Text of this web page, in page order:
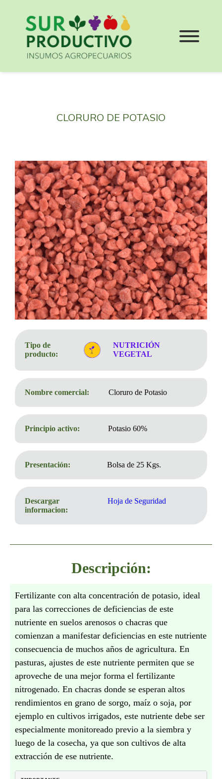
CLORURO DE POTASIO
Tipo de
producto:
NUTRICIÓN
VEGETAL
Nombre comercial: Cloruro de Potasio
Principio activo: Potasio 60%
Presentación: Bolsa de 25 Kgs.
Descargar
informacion:
Hoja de Seguridad
Descripción:
Fertilizante con alta concentración de potasio, ideal
para las correcciones de deficiencias de este
nutriente en suelos arenosos o chacras que
comienzan a manifestar deficiencias en este nutriente
consecuencia de muchos años de agricultura. En
pasturas, ajustes de este nutriente permiten que se
aproveche de una mejor forma el fertilizante
nitrogenado. En chacras donde se esperan altos
rendimientos en grano de sorgo, maíz o soja, por
ejemplo en cultivos irrigados, este nutriente debe ser
especialmente monitoreado previo a la siembra y
luego de la cosecha, ya que son cultivos de alta
extracción de ese nutriente.